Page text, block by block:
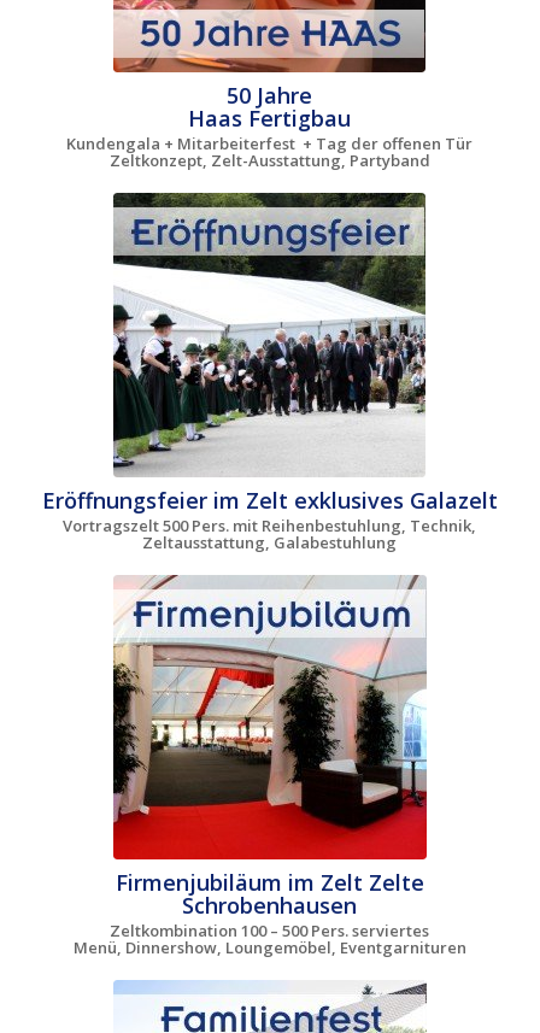
50 Jahre
Haas Fertigbau
Kundengala + Mitarbeiterfest + Tag der offenen Tür
Zeltkonzept, Zelt-Ausstattung, Partyband
Eröffnungsfeier im Zelt exklusives Galazelt
Vortragszelt 500 Pers. mit Reihenbestuhlung, Technik,
Zeltausstattung, Galabestuhlung
Firmenjubiläum im Zelt Zelte
Schrobenhausen
Zeltkombination 100 – 500 Pers. serviertes
Menü, Dinnershow, Loungemöbel, Eventgarnituren